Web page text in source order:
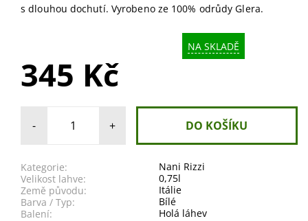
s dlouhou dochutí. Vyrobeno ze 100% odrůdy Glera.
NA SKLADĚ
345 Kč
- +
Kategorie:
Nani Rizzi
Velikost lahve:
0,75l
Země původu:
Itálie
Barva / Typ:
Bílé
Balení:
Holá láhev